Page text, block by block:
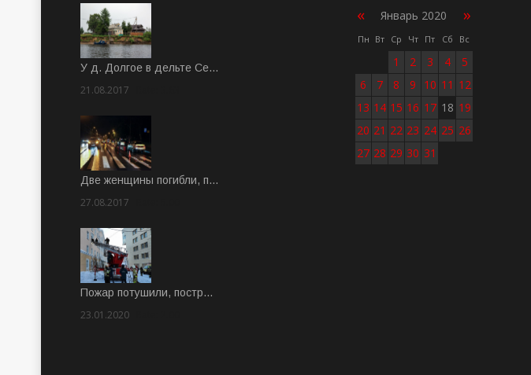
У д. Долгое в дельте Се…
21.08.2017
Две женщины погибли, п…
27.08.2017
Пожар потушили, постр…
23.01.2020
« Январь 2020 »
Пн Вт Ср Чт Пт Сб Вс
1 2 3 4
5
6
7 8 9 10 11 12
13 14 15 16 17 18 19
20 21 22 23 24 25 26
27 28 29 30 31